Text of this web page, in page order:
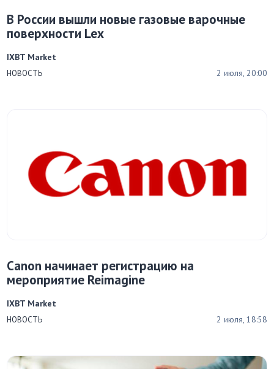
В России вышли новые газовые варочные
поверхности Lex
НОВОСТЬ 2 июля, 20:00
IXBT Market
Canon начинает регистрацию на
мероприятие Reimagine
НОВОСТЬ 2 июля, 18:58
IXBT Market